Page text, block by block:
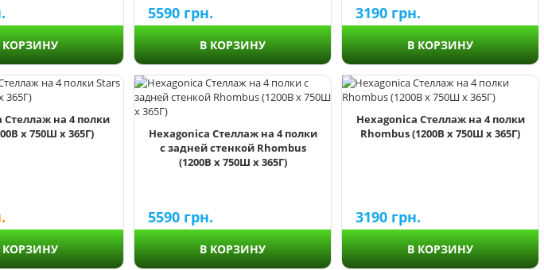
КОРЗИНУ
5590 грн.
В КОРЗИНУ
3190 грн.
В КОРЗИНУ
Стеллаж на 4 полки
х 750Ш х 365Г)
КОРЗИНУ
Hexagonica Стеллаж на 4 полки
с задней стенкой Rhombus
(1200В х 750Ш х 365Г)
5590 грн.
В КОРЗИНУ
Hexagonica Стеллаж на 4 полки
Rhombus (1200В х 750Ш х 365Г)
3190 грн.
В КОРЗИНУ